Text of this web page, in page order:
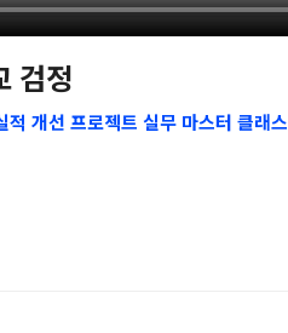
검정
개선 프로젝트 실무 마스터 클래스